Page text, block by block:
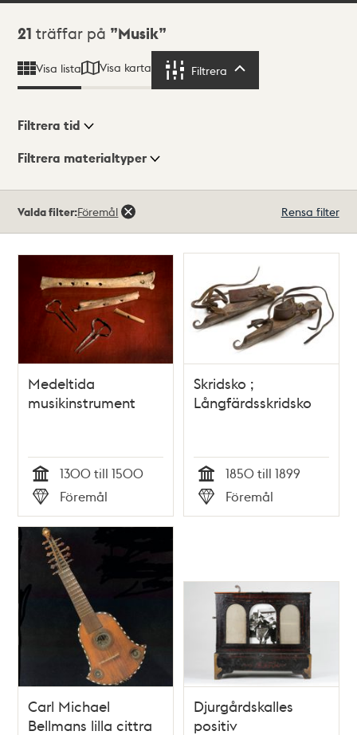
Sökresultat
21 träffar på Musik
Visa lista Visa karta Filtrera
Visningsläge
Filtrera tid
Filtrera materialtyper
träffar
Valda filter:Föremål Rensa filter
Medeltida
musikinstrument
Tid
1300 till 1500
Typ
Föremål
Skridsko ;
Långfärdsskridsko
Tid
1850 till 1899
Typ
Föremål
Carl Michael
Bellmans lilla cittra
Djurgårdskalles
positiv